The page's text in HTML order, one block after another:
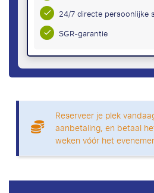
24/7 directe persoonlijke
SGR-garantie
Reserveer je plek
aanbetaling, en betaal
weken vóór het